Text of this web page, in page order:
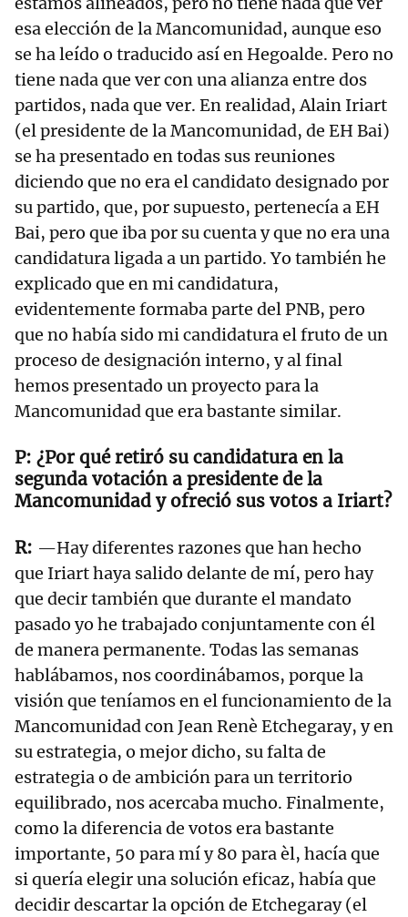
esa elección de la Mancomunidad, aunque eso
se ha leído o traducido así en Hegoalde. Pero no
tiene nada que ver con una alianza entre dos
partidos, nada que ver. En realidad, Alain Iriart
(el presidente de la Mancomunidad, de EH Bai)
se ha presentado en todas sus reuniones
diciendo que no era el candidato designado por
su partido, que, por supuesto, pertenecía a EH
Bai, pero que iba por su cuenta y que no era una
candidatura ligada a un partido. Yo también he
explicado que en mi candidatura,
evidentemente formaba parte del PNB, pero
que no había sido mi candidatura el fruto de un
proceso de designación interno, y al final
hemos presentado un proyecto para la
Mancomunidad que era bastante similar.
¿Por qué retiró su candidatura en la
segunda votación a presidente de la
Mancomunidad y ofreció sus votos a Iriart?
—Hay diferentes razones que han hecho
que Iriart haya salido delante de mí, pero hay
que decir también que durante el mandato
pasado yo he trabajado conjuntamente con él
de manera permanente. Todas las semanas
hablábamos, nos coordinábamos, porque la
visión que teníamos en el funcionamiento de la
Mancomunidad con Jean Renè Etchegaray, y en
su estrategia, o mejor dicho, su falta de
estrategia o de ambición para un territorio
equilibrado, nos acercaba mucho. Finalmente,
como la diferencia de votos era bastante
importante, 50 para mí y 80 para èl, hacía que
si quería elegir una solución eficaz, había que
decidir descartar la opción de Etchegaray (el